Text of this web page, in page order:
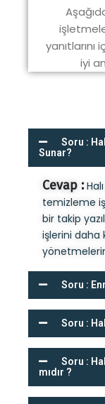
iyi
Soru :
Sunar?
Cevap :
temizleme
bir takip
işlerini daha
Soru :
Soru :
Soru :
mıdır ?